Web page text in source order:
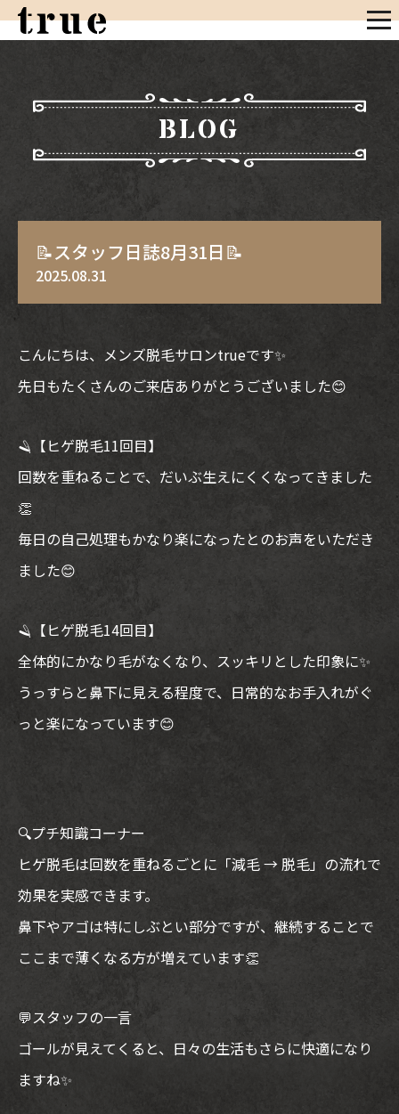
BLOG
📝スタッフ日誌8月31日📝
2025.08.31
こんにちは、メンズ脱毛サロンtrueです✨
先日もたくさんのご来店ありがとうございました😊
🪒【ヒゲ脱毛11回目】
回数を重ねることで、だいぶ生えにくくなってきました
👏
毎日の自己処理もかなり楽になったとのお声をいただき
ました😊
🪒【ヒゲ脱毛14回目】
全体的にかなり毛がなくなり、スッキリとした印象に✨
うっすらと鼻下に見える程度で、日常的なお手入れがぐ
っと楽になっています😊
🔍プチ知識コーナー
ヒゲ脱毛は回数を重ねるごとに「減毛 → 脱毛」の流れで
効果を実感できます。
鼻下やアゴは特にしぶとい部分ですが、継続することで
ここまで薄くなる方が増えています👏
💬スタッフの一言
ゴールが見えてくると、日々の生活もさらに快適になり
ますね✨